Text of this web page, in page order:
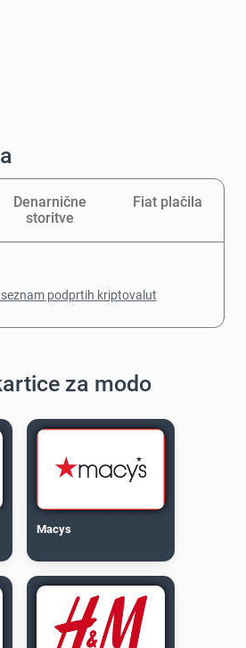
Denarnične
storitve
Fiat plačila
seznam podprtih kriptovalut
za modo
Macys